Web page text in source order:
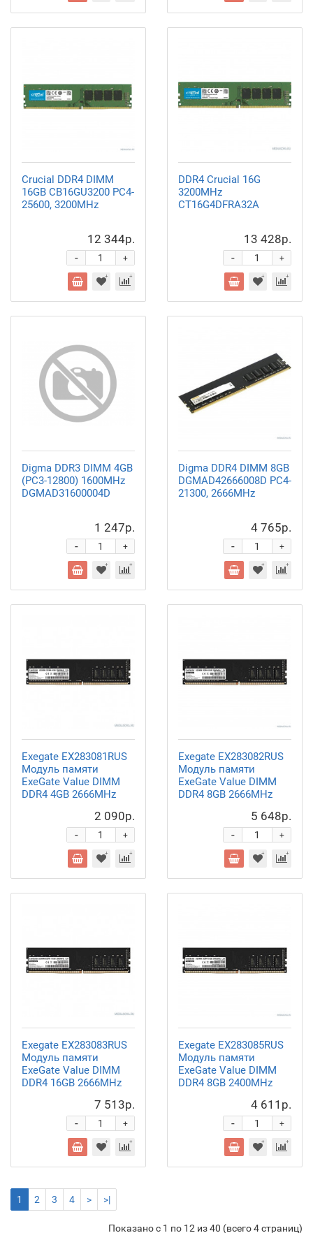
Crucial DDR4 DIMM
16GB CB16GU3200 PC4-
25600, 3200MHz
12 344р.
+
-
DDR4 Crucial 16G
3200MHz
CT16G4DFRA32A
13 428р.
+
-
Digma DDR3 DIMM 4GB
(PC3-12800) 1600MHz
DGMAD31600004D
1 247р.
+
-
Digma DDR4 DIMM 8GB
DGMAD42666008D PC4-
21300, 2666MHz
4 765р.
+
-
Exegate EX283081RUS
Модуль памяти
ExeGate Value DIMM
DDR4 4GB 2666MHz
2 090р.
+
-
Exegate EX283082RUS
Модуль памяти
ExeGate Value DIMM
DDR4 8GB 2666MHz
5 648р.
+
-
Exegate EX283083RUS
Модуль памяти
ExeGate Value DIMM
DDR4 16GB 2666MHz
7 513р.
+
-
Exegate EX283085RUS
Модуль памяти
ExeGate Value DIMM
DDR4 8GB 2400MHz
4 611р.
+
-
1 2 3 4 > >|
Показано с 1 по 12 из 40 (всего 4 страниц)